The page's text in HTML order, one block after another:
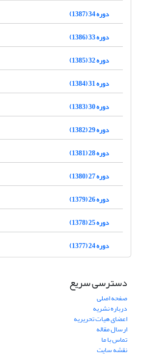
دوره 34 (1387)
دوره 33 (1386)
دوره 32 (1385)
دوره 31 (1384)
دوره 30 (1383)
دوره 29 (1382)
دوره 28 (1381)
دوره 27 (1380)
دوره 26 (1379)
دوره 25 (1378)
دوره 24 (1377)
دسترسی سریع
صفحه اصلی
درباره نشریه
اعضای هیات تحریریه
ارسال مقاله
تماس با ما
نقشه سایت